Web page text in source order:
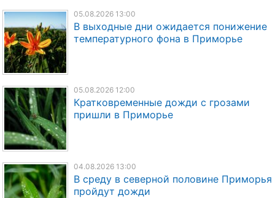
05.08.2026 13:00
В выходные дни ожидается понижение
температурного фона в Приморье
05.08.2026 12:00
Кратковременные дожди с грозами
пришли в Приморье
04.08.2026 13:00
В среду в северной половине Приморья
пройдут дожди